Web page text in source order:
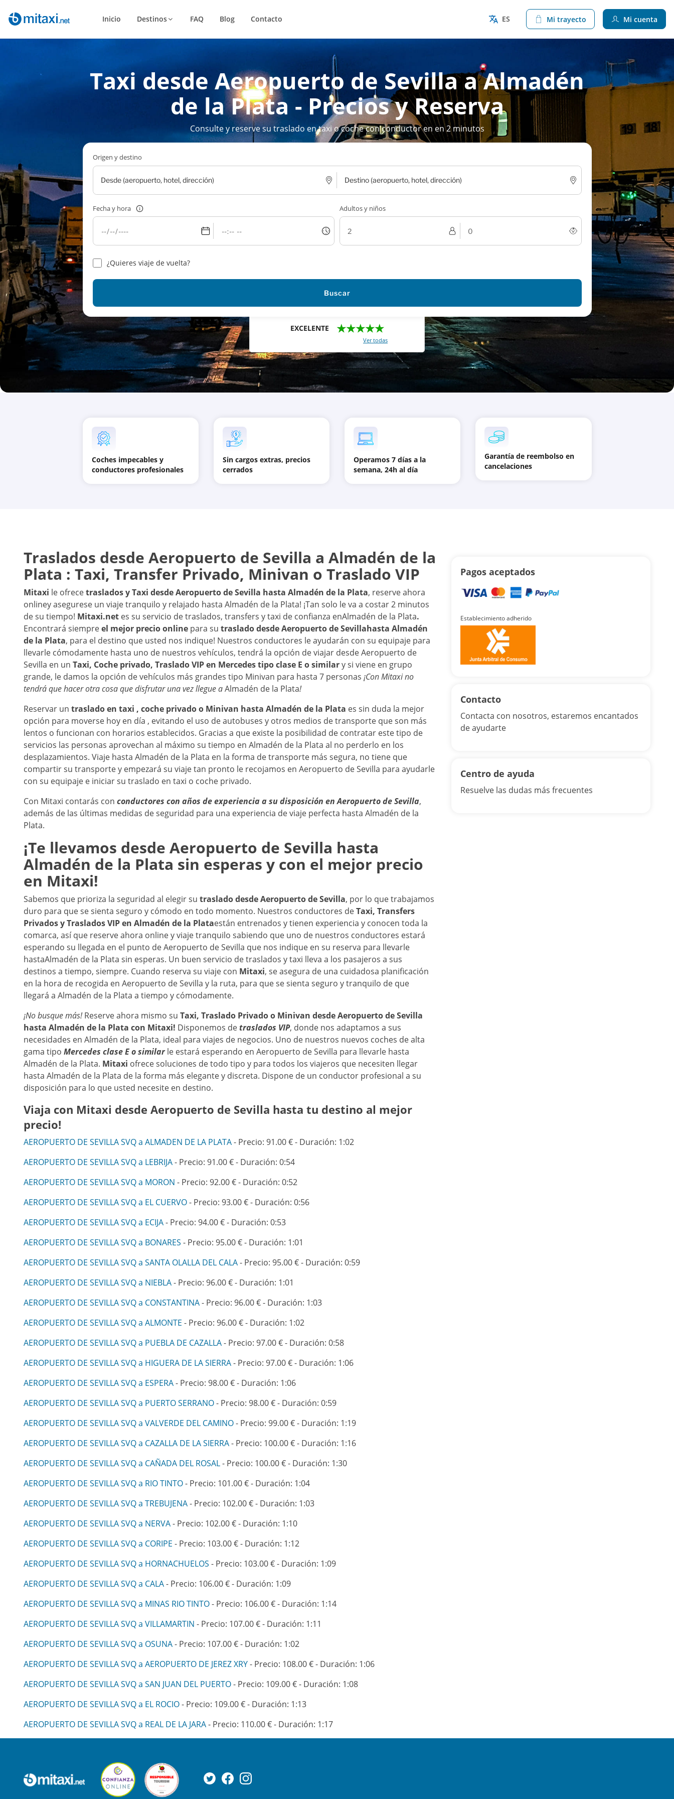
Inicio Destinos FAQ Blog Contacto ES Mi trayecto Mi cuenta
Taxi desde Aeropuerto de Sevilla a Almadén
de la Plata - Precios y Reserva
Consulte y reserve su traslado en taxi o coche con conductor en en 2 minutos
Origen y destino
Fecha y hora Adultos y niños
¿Quieres viaje de vuelta?
Buscar
EXCELENTE ★★★★★
Ver todas
Coches impecables y
conductores profesionales
Sin cargos extras, precios
cerrados
Operamos 7 días a la
semana, 24h al día
Garantía de reembolso en
cancelaciones
Traslados desde Aeropuerto de Sevilla a Almadén de la
Plata : Taxi, Transfer Privado, Minivan o Traslado VIP
Mitaxi le ofrecetraslados y Taxi desdeAeropuerto de Sevilla hasta Almadén de la Plata, reserve ahora
onliney asegurese un viaje tranquilo y relajado hasta Almadén de la Plata! ¡Tan solo le va a costar 2 minutos
de su tiempo! Mitaxi.net es su servicio de traslados, transfers y taxi de confianza enAlmadén de la Plata.
Encontrará siempreel mejor precio online para su traslado desdeAeropuerto de Sevillahasta Almadén
de la Plata, para el destino que usted nos indique! Nuestros conductores le ayudarán con su equipaje para
llevarle cómodamente hasta uno de nuestros vehículos, tendrá la opción de viajar desde Aeropuerto de
Sevilla en un Taxi, Coche privado, Traslado VIP en Mercedes tipo clase E o similary si viene en grupo
grande, le damos la opción de vehículos más grandes tipo Minivan para hasta 7 personas ¡Con Mitaxi no
tendrá que hacer otra cosa que disfrutar una vez llegue aAlmadén de la Plata!
Reservar un traslado en taxi , coche privado o Minivan hasta Almadén de la Plata es sin duda la mejor
opción para moverse hoy en día , evitando el uso de autobuses y otros medios de transporte que son más
lentos o funcionan con horarios establecidos. Gracias a que existe la posibilidad de contratar este tipo de
servicios las personas aprovechan al máximo su tiempo en Almadén de la Plata al no perderlo en los
desplazamientos. Viaje hasta Almadén de la Plata en la forma de transporte más segura, no tiene que
compartir su transporte y empezará su viaje tan pronto le recojamos en Aeropuerto de Sevilla para ayudarle
con su equipaje e iniciar su traslado en taxi o coche privado.
Con Mitaxi contarás con conductores con años de experiencia a su disposición enAeropuerto de Sevilla,
además de las últimas medidas de seguridad para una experiencia de viaje perfecta hasta Almadén de la
Plata.
¡Te llevamos desde Aeropuerto de Sevilla hasta
Almadén de la Plata sin esperas y con el mejor precio
en Mitaxi!
Sabemos que prioriza la seguridad al elegir su traslado desdeAeropuerto de Sevilla, por lo que trabajamos
duro para que se sienta seguro y cómodo en todo momento. Nuestros conductores deTaxi, Transfers
Privados y Traslados VIP en Almadén de la Plataestán entrenados y tienen experiencia y conocen toda la
comarca, así que reserve ahora online y viaje tranquilo sabiendo que uno de nuestros conductores estará
esperando su llegada en el punto de Aeropuerto de Sevilla que nos indique en su reserva para llevarle
hastaAlmadén de la Plata sin esperas. Un buen servicio de traslados y taxi lleva a los pasajeros a sus
destinos a tiempo, siempre. Cuando reserva su viaje con Mitaxi, se asegura de una cuidadosa planificación
en la hora de recogida en Aeropuerto de Sevilla y la ruta, para que se sienta seguro y tranquilo de que
llegará a Almadén de la Plata a tiempo y cómodamente.
¡No busque más!Reserve ahora mismo su Taxi, Traslado Privado o Minivan desdeAeropuerto de Sevilla
hasta Almadén de la Plata con Mitaxi! Disponemos detraslados VIP, donde nos adaptamos a sus
necesidades en Almadén de la Plata, ideal para viajes de negocios. Uno de nuestros nuevos coches de alta
gama tipo Mercedes clase E o similarle estará esperando en Aeropuerto de Sevilla para llevarle hasta
Almadén de la Plata. Mitaxi ofrece soluciones de todo tipo y para todos los viajeros que necesiten llegar
hasta Almadén de la Plata de la forma más elegante y discreta. Dispone de un conductor profesional a su
disposición para lo que usted necesite en destino.
Viaja con Mitaxi desde Aeropuerto de Sevilla hasta tu destino al mejor
precio!
AEROPUERTO DE SEVILLA SVQ a ALMADEN DE LA PLATA- Precio: 91.00 € - Duración: 1:02
AEROPUERTO DE SEVILLA SVQ a LEBRIJA- Precio: 91.00 € - Duración: 0:54
AEROPUERTO DE SEVILLA SVQ a MORON - Precio: 92.00 € - Duración: 0:52
AEROPUERTO DE SEVILLA SVQ a EL CUERVO- Precio: 93.00 € - Duración: 0:56
AEROPUERTO DE SEVILLA SVQ a ECIJA- Precio: 94.00 € - Duración: 0:53
AEROPUERTO DE SEVILLA SVQ a BONARES - Precio: 95.00 € - Duración: 1:01
AEROPUERTO DE SEVILLA SVQ a SANTA OLALLA DEL CALA- Precio: 95.00 € - Duración: 0:59
AEROPUERTO DE SEVILLA SVQ a NIEBLA- Precio: 96.00 € - Duración: 1:01
AEROPUERTO DE SEVILLA SVQ a CONSTANTINA- Precio: 96.00 € - Duración: 1:03
AEROPUERTO DE SEVILLA SVQ a ALMONTE - Precio: 96.00 € - Duración: 1:02
AEROPUERTO DE SEVILLA SVQ a PUEBLA DE CAZALLA- Precio: 97.00 € - Duración: 0:58
AEROPUERTO DE SEVILLA SVQ a HIGUERA DE LA SIERRA- Precio: 97.00 € - Duración: 1:06
AEROPUERTO DE SEVILLA SVQ a ESPERA- Precio: 98.00 € - Duración: 1:06
AEROPUERTO DE SEVILLA SVQ a PUERTO SERRANO- Precio: 98.00 € - Duración: 0:59
AEROPUERTO DE SEVILLA SVQ a VALVERDE DEL CAMINO- Precio: 99.00 € - Duración: 1:19
AEROPUERTO DE SEVILLA SVQ a CAZALLA DE LA SIERRA- Precio: 100.00 € - Duración: 1:16
AEROPUERTO DE SEVILLA SVQ a CAÑADA DEL ROSAL- Precio: 100.00 € - Duración: 1:30
AEROPUERTO DE SEVILLA SVQ a RIO TINTO- Precio: 101.00 € - Duración: 1:04
AEROPUERTO DE SEVILLA SVQ a TREBUJENA- Precio: 102.00 € - Duración: 1:03
AEROPUERTO DE SEVILLA SVQ a NERVA- Precio: 102.00 € - Duración: 1:10
AEROPUERTO DE SEVILLA SVQ a CORIPE - Precio: 103.00 € - Duración: 1:12
AEROPUERTO DE SEVILLA SVQ a HORNACHUELOS - Precio: 103.00 € - Duración: 1:09
AEROPUERTO DE SEVILLA SVQ a CALA- Precio: 106.00 € - Duración: 1:09
AEROPUERTO DE SEVILLA SVQ a MINAS RIO TINTO- Precio: 106.00 € - Duración: 1:14
AEROPUERTO DE SEVILLA SVQ a VILLAMARTIN - Precio: 107.00 € - Duración: 1:11
AEROPUERTO DE SEVILLA SVQ a OSUNA- Precio: 107.00 € - Duración: 1:02
AEROPUERTO DE SEVILLA SVQ a AEROPUERTO DE JEREZ XRY- Precio: 108.00 € - Duración: 1:06
AEROPUERTO DE SEVILLA SVQ a SAN JUAN DEL PUERTO- Precio: 109.00 € - Duración: 1:08
AEROPUERTO DE SEVILLA SVQ a EL ROCIO- Precio: 109.00 € - Duración: 1:13
AEROPUERTO DE SEVILLA SVQ a REAL DE LA JARA- Precio: 110.00 € - Duración: 1:17
Pagos aceptados
Establecimiento adherido
Contacto
Contacta con nosotros, estaremos encantados
de ayudarte
Centro de ayuda
Resuelve las dudas más frecuentes